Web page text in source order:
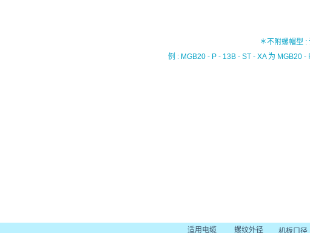
＊不附螺帽型 :
例 : MGB20 - P - 13B - ST - XA 为 MGB20 -
适用电缆 螺纹外径 机板口径